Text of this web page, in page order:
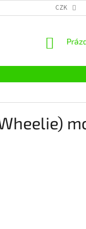
ÚDAJŮ CENÍK
CZK